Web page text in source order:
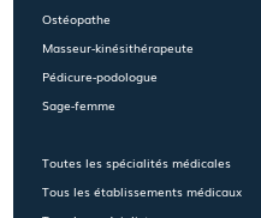
Ostéopathe
Masseur-kinésithérapeute
Pédicure-podologue
Sage-femme
Toutes les spécialités médicales
Tous les établissements médicaux